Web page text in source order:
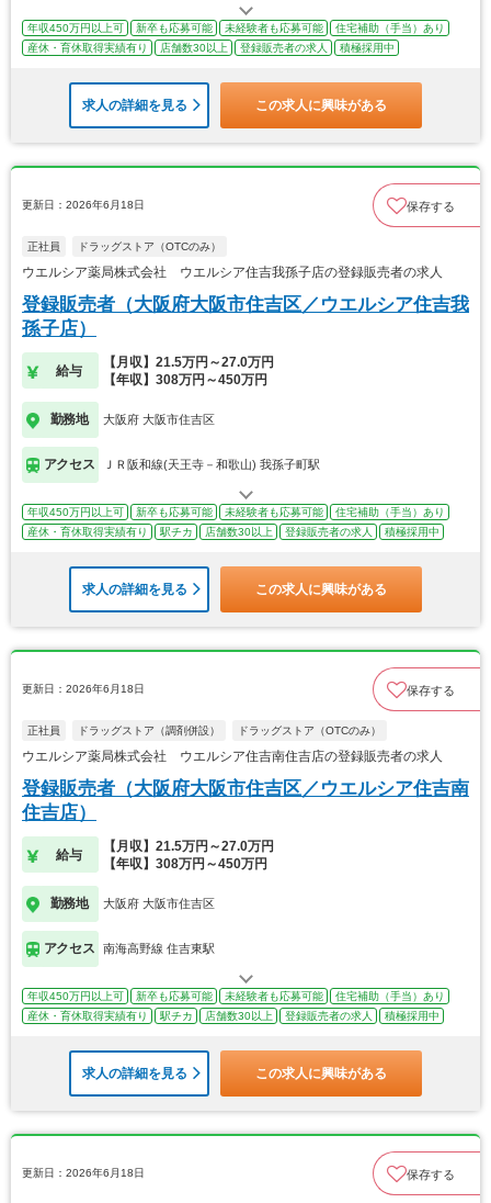
年収450万円以上可 新卒も応募可能 未経験者も応募可能
住宅補助（手当）あり
産休・育休取得実績有り
店舗数30以上 登録販売者の求人 積極採用中
求人の詳細を見る この求人に興味がある
更新日：2026年6月18日 保存する
正社員 ドラッグストア（OTCのみ）
ウエルシア薬局株式会社 ウエルシア住吉我孫子店の登録販売者の求人
登録販売者（大阪府大阪市住吉区／ウエルシア住吉我
孫子店）
給与
【月収】21.5万円～27.0万円
【年収】308万円～450万円
勤務地 大阪府 大阪市住吉区
アクセス ＪＲ阪和線(天王寺－和歌山) 我孫子町駅
年収450万円以上可 新卒も応募可能 未経験者も応募可能
住宅補助（手当）あり
産休・育休取得実績有り
駅チカ 店舗数30以上 登録販売者の求人 積極採用中
求人の詳細を見る この求人に興味がある
更新日：2026年6月18日 保存する
正社員 ドラッグストア（調剤併設） ドラッグストア（OTCのみ）
ウエルシア薬局株式会社 ウエルシア住吉南住吉店の登録販売者の求人
登録販売者（大阪府大阪市住吉区／ウエルシア住吉南
住吉店）
給与
【月収】21.5万円～27.0万円
【年収】308万円～450万円
勤務地 大阪府 大阪市住吉区
アクセス 南海高野線 住吉東駅
年収450万円以上可 新卒も応募可能 未経験者も応募可能
住宅補助（手当）あり
産休・育休取得実績有り
駅チカ 店舗数30以上 登録販売者の求人 積極採用中
求人の詳細を見る この求人に興味がある
更新日：2026年6月18日 保存する